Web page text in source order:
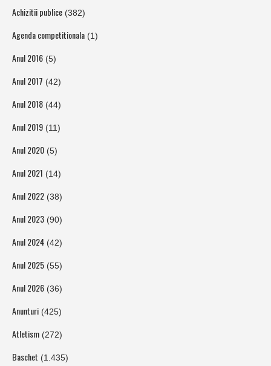
Achizitii publice (382)
Agenda competitionala (1)
Anul 2016 (5)
Anul 2017 (42)
Anul 2018 (44)
Anul 2019 (11)
Anul 2020 (5)
Anul 2021 (14)
Anul 2022 (38)
Anul 2023 (90)
Anul 2024 (42)
Anul 2025 (55)
Anul 2026 (36)
Anunturi (425)
Atletism (272)
Baschet (1.435)